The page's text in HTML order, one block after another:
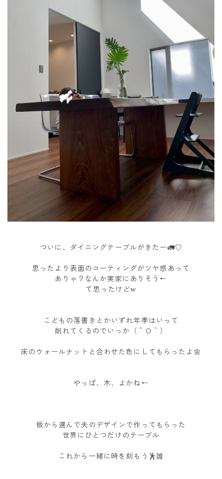
ついに、ダイニングテーブルがきたー🚛♡
思ったより表面のコーティングがツヤ感あって
ありゃ？なんか実家にありそう←
て思ったけどw
こどもの落書きとかいずれ年季はいって
削れてくるのでいっか（＾Ｏ＾）
床のウォールナットと合わせた色にしてもらったよ🌼
やっぱ、木、よかね←
板から選んで夫のデザインで作ってもらった
世界にひとつだけのテーブル
これから一緒に時を刻もう🕺誰